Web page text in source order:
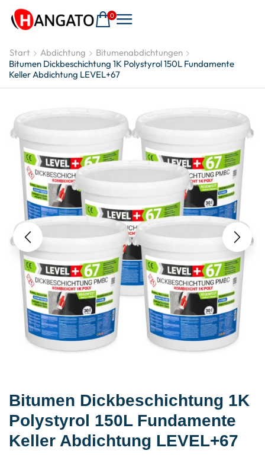
0
Start Abdichtung
Bitumenabdichtungen
Bitumen Dickbeschichtung 1K Polystyrol 150L Fundamente
Keller Abdichtung LEVEL+67
Bitumen Dickbeschichtung 1K
Polystyrol 150L Fundamente
Keller Abdichtung LEVEL+67